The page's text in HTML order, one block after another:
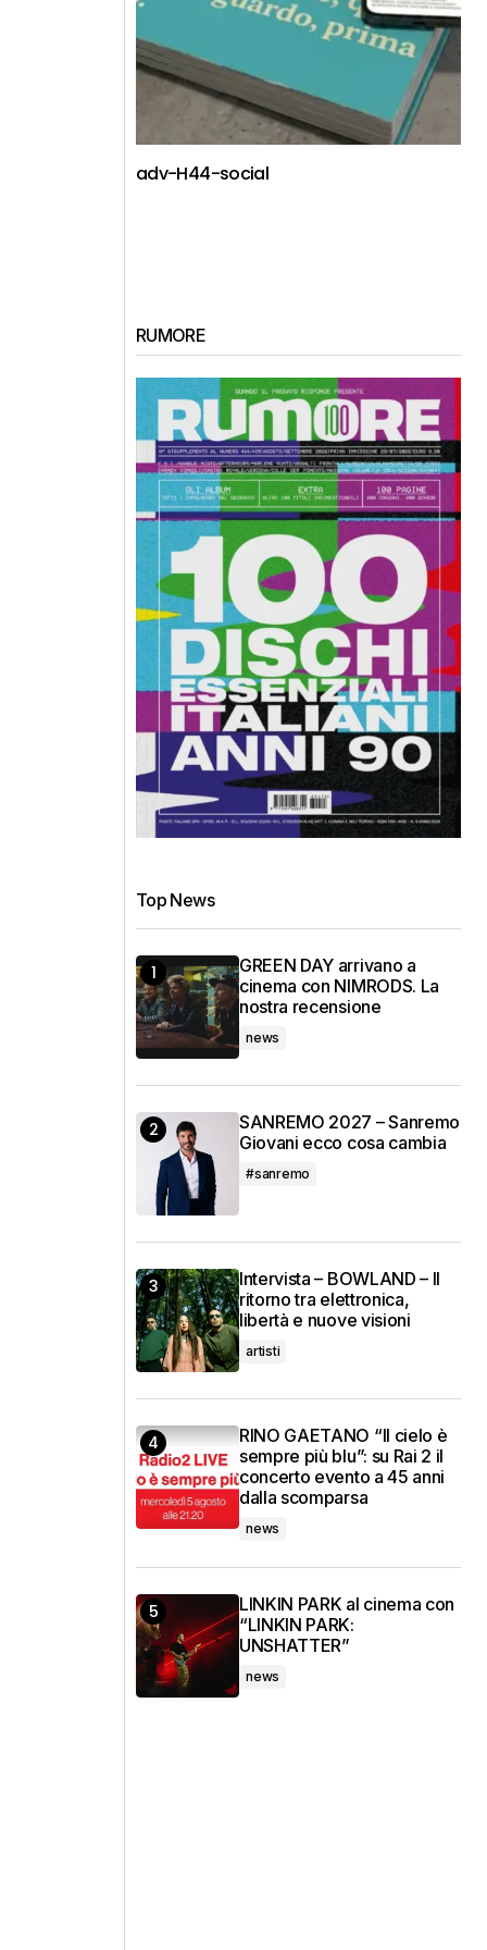
adv-H44-social
RUMORE
Top News
GREEN DAY arrivano a
cinema con NIMRODS. La
nostra recensione
news
SANREMO 2027 – Sanremo
Giovani ecco cosa cambia
#sanremo
Intervista – BOWLAND – Il
ritorno tra elettronica,
libertà e nuove visioni
artisti
RINO GAETANO “Il cielo è
sempre più blu”: su Rai 2 il
concerto evento a 45 anni
dalla scomparsa
news
LINKIN PARK al cinema con
“LINKIN PARK:
UNSHATTER”
news